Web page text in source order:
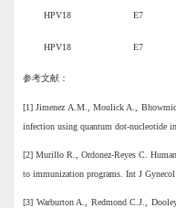
HPV18 E7
HPV18 E7
参考文献：
[1] Jimenez A.M., Moulick A.,
infection using quantum dot-nucleotide
[2] Murillo R., Ordonez-Reyes C.
to immunization programs. Int J
[3] Warburton A., Redmond C.J.,